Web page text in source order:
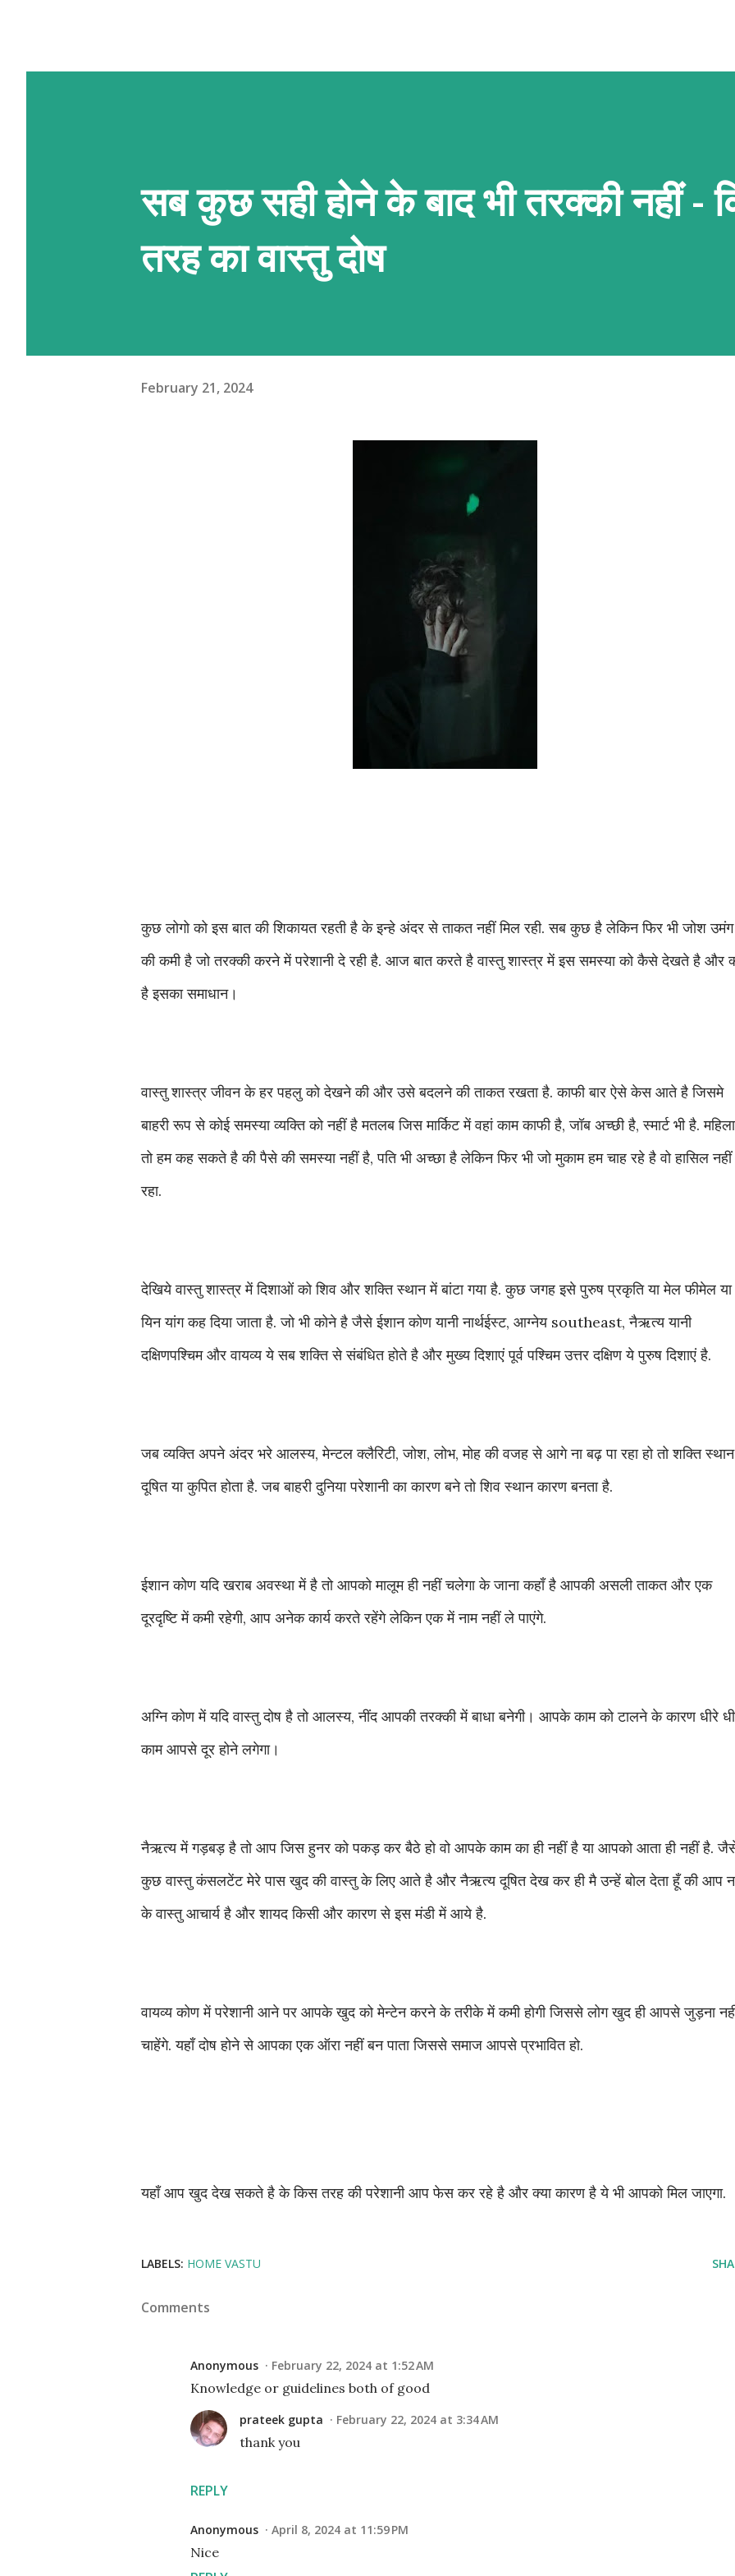
सब कुछ सही होने के बाद भी तरक्की नहीं -
तरह का वास्तु दोष
February 21, 2024
कुछ लोगो को इस बात की शिकायत रहती है के इन्हे अंदर से ताकत नहीं मिल रही. सब कुछ है लेकिन फिर भी जोश उमंग
की कमी है जो तरक्की करने में परेशानी दे रही है. आज बात करते है वास्तु शास्त्र में इस समस्या को कैसे देखते है और
है इसका समाधान।
वास्तु शास्त्र जीवन के हर पहलु को देखने की और उसे बदलने की ताकत रखता है. काफी बार ऐसे केस आते है जिसमे
बाहरी रूप से कोई समस्या व्यक्ति को नहीं है मतलब जिस मार्किट में वहां काम काफी है, जॉब अच्छी है, स्मार्ट भी है.
तो हम कह सकते है की पैसे की समस्या नहीं है, पति भी अच्छा है लेकिन फिर भी जो मुकाम हम चाह रहे है वो हासिल नहीं
रहा.
देखिये वास्तु शास्त्र में दिशाओं को शिव और शक्ति स्थान में बांटा गया है. कुछ जगह इसे पुरुष प्रकृति या मेल फीमेल या
यिन यांग कह दिया जाता है. जो भी कोने है जैसे ईशान कोण यानी नार्थईस्ट, आग्नेय southeast, नैऋत्य यानी
दक्षिणपश्चिम और वायव्य ये सब शक्ति से संबंधित होते है और मुख्य दिशाएं पूर्व पश्चिम उत्तर दक्षिण ये पुरुष दिशाएं है.
जब व्यक्ति अपने अंदर भरे आलस्य, मेन्टल क्लैरिटी, जोश, लोभ, मोह की वजह से आगे ना बढ़ पा रहा हो तो शक्ति स्थान
दूषित या कुपित होता है. जब बाहरी दुनिया परेशानी का कारण बने तो शिव स्थान कारण बनता है.
ईशान कोण यदि खराब अवस्था में है तो आपको मालूम ही नहीं चलेगा के जाना कहाँ है आपकी असली ताकत और एक
दूरदृष्टि में कमी रहेगी, आप अनेक कार्य करते रहेंगे लेकिन एक में नाम नहीं ले पाएंगे.
अग्नि कोण में यदि वास्तु दोष है तो आलस्य, नींद आपकी तरक्की में बाधा बनेगी। आपके काम को टालने के कारण धीरे
काम आपसे दूर होने लगेगा।
नैऋत्य में गड़बड़ है तो आप जिस हुनर को पकड़ कर बैठे हो वो आपके काम का ही नहीं है या आपको आता ही नहीं है.
कुछ वास्तु कंसलटेंट मेरे पास खुद की वास्तु के लिए आते है और नैऋत्य दूषित देख कर ही मै उन्हें बोल देता हूँ की आप
के वास्तु आचार्य है और शायद किसी और कारण से इस मंडी में आये है.
वायव्य कोण में परेशानी आने पर आपके खुद को मेन्टेन करने के तरीके में कमी होगी जिससे लोग खुद ही आपसे जुड़ना
चाहेंगे. यहाँ दोष होने से आपका एक ऑरा नहीं बन पाता जिससे समाज आपसे प्रभावित हो.
यहाँ आप खुद देख सकते है के किस तरह की परेशानी आप फेस कर रहे है और क्या कारण है ये भी आपको मिल जाएगा.
LABELS: HOME VASTU
Comments
Anonymous February 22, 2024 at 1:52 AM
Knowledge or guidelines both of good
REPLY
prateek gupta February 22, 2024 at 3:34 AM
thank you
Anonymous April 8, 2024 at 11:59 PM
Nice